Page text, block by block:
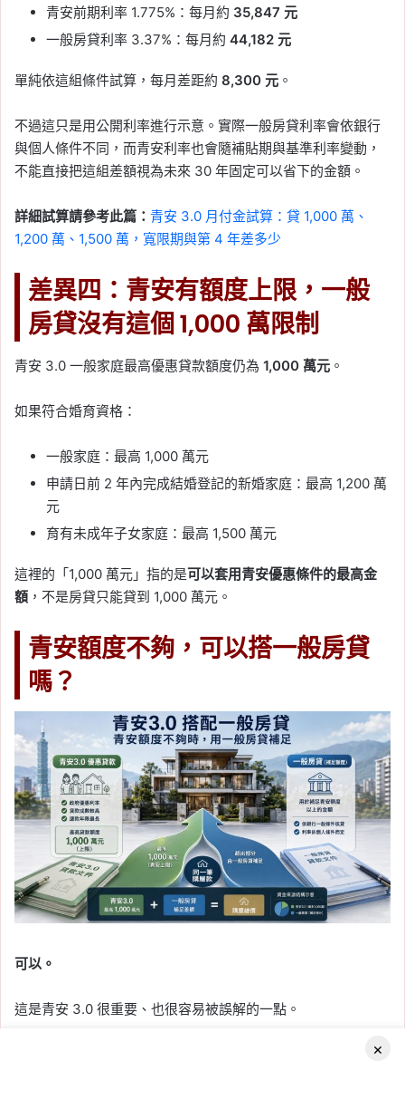
青安前期利率 1.775%：每月約 35,847 元
一般房貸利率 3.37%：每月約 44,182 元
單純依這組條件試算，每月差距約 8,300 元 。
不過這只是用公開利率進行示意。實際一般房貸利率會依銀行
與個人條件不同，而青安利率也會隨補貼期與基準利率變動，
不能直接把這組差額視為未來 30 年固定可以省下的金額。
詳細試算請參考此篇： 青安 3.0 月付金試算：貸 1,000 萬、
1,200 萬、1,500 萬，寬限期與第 4 年差多少
差異四：青安有額度上限，一般
房貸沒有這個 1,000 萬限制
青安 3.0 一般家庭最高優惠貸款額度仍為 1,000 萬元 。
如果符合婚育資格：
一般家庭：最高 1,000 萬元
申請日前 2 年內完成結婚登記的新婚家庭：最高 1,200 萬
元
育有未成年子女家庭：最高 1,500 萬元
這裡的「1,000 萬元」指的是可以套用青安優惠條件的最高金
額 ，不是房貸只能貸到 1,000 萬元。
青安額度不夠，可以搭一般房貸
嗎？
可以。
這是青安 3.0 很重要、也很容易被誤解的一點。
財政部青安 3.0 問答集明確說明，如果實際需要的房貸金額高
×